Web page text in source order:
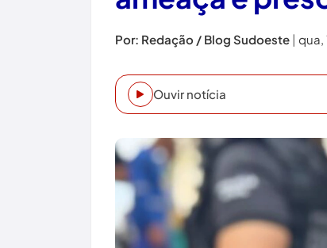
Por: Redação / Blog Sudoeste |
Ouvir notícia